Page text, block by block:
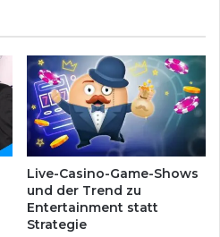
Live-Casino-Game-Shows
und der Trend zu
Entertainment statt
Strategie